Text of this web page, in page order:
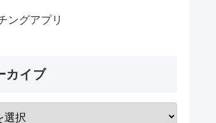
ングアプリ
カイブ